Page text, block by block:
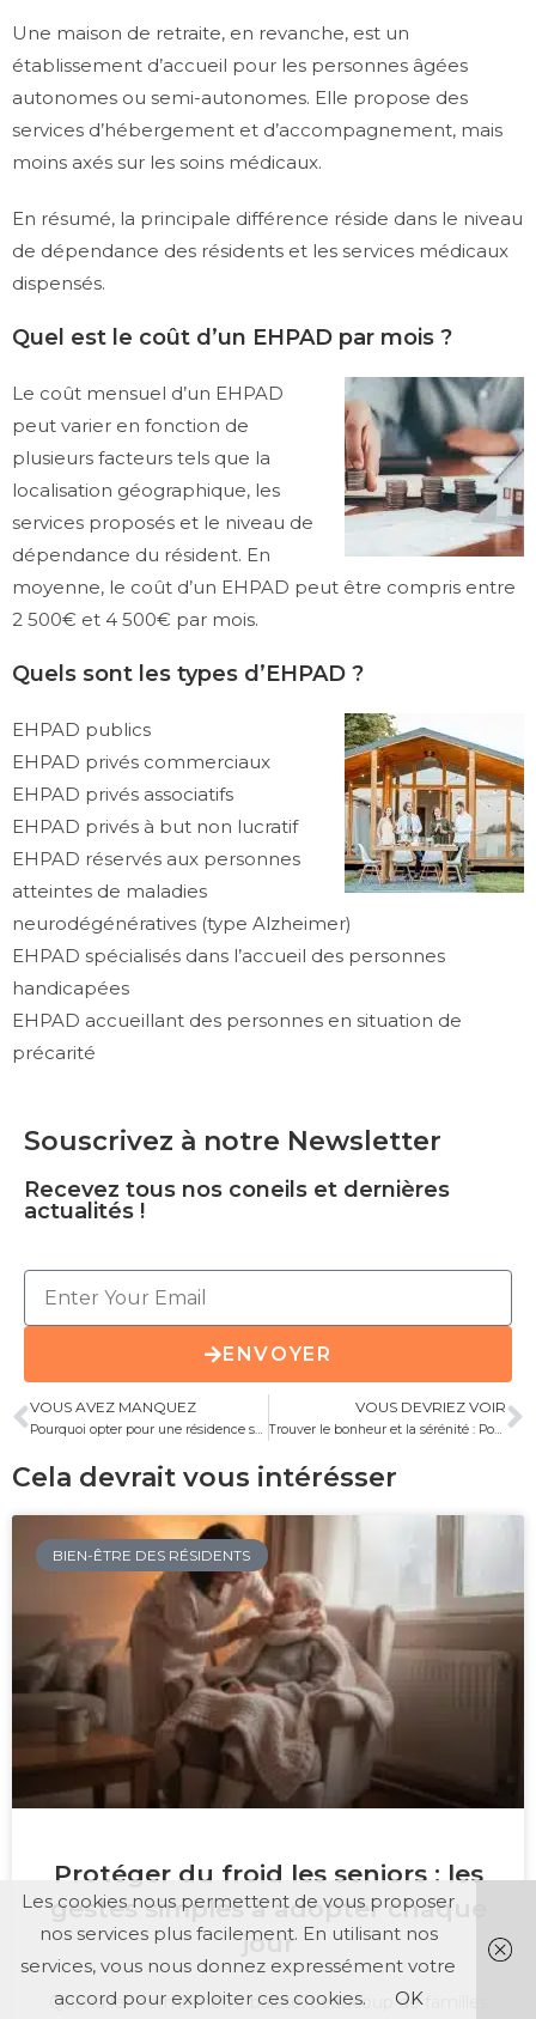
Une maison de retraite, en revanche, est un
établissement d’accueil pour les personnes âgées
autonomes ou semi-autonomes. Elle propose des
services d’hébergement et d’accompagnement, mais
moins axés sur les soins médicaux.
En résumé, la principale différence réside dans le niveau
de dépendance des résidents et les services médicaux
dispensés.
Quel est le coût d’un EHPAD par mois ?
Le coût mensuel d’un EHPAD
peut varier en fonction de
plusieurs facteurs tels que la
localisation géographique, les
services proposés et le niveau de
dépendance du résident. En
moyenne, le coût d’un EHPAD peut être compris entre
2 500€ et 4 500€ par mois.
Quels sont les types d’EHPAD ?
EHPAD publics
EHPAD privés commerciaux
EHPAD privés associatifs
EHPAD privés à but non lucratif
EHPAD réservés aux personnes
atteintes de maladies
neurodégénératives (type Alzheimer)
EHPAD spécialisés dans l’accueil des personnes
handicapées
EHPAD accueillant des personnes en situation de
précarité
Souscrivez à notre Newsletter
Recevez tous nos coneils et dernières
actualités !
ENVOYER
VOUS AVEZ MANQUEZ
Pourquoi opter pour une résidence senior à Lille ?
VOUS DEVRIEZ VOIR
Trouver le bonheur et la sérénité : Pourquoi choisir une maison de retraite publique ?
Cela devrait vous intérésser
BIEN-ÊTRE DES RÉSIDENTS
Protéger du froid les seniors : les
gestes simples à adopter chaque
jour
Quand le thermomètre baisse, beaucoup de familles
Les cookies nous permettent de vous proposer
nos services plus facilement. En utilisant nos
services, vous nous donnez expressément votre
accord pour exploiter ces cookies.
OK